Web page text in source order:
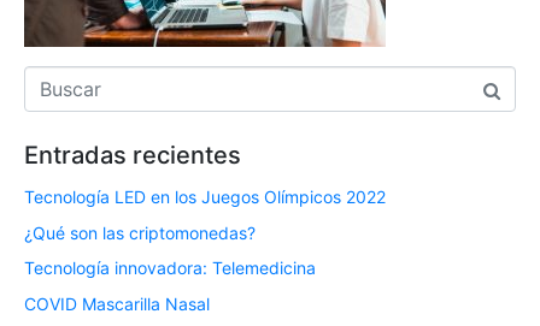
Entradas recientes
Tecnología LED en los Juegos Olímpicos 2022
¿Qué son las criptomonedas?
Tecnología innovadora: Telemedicina
COVID Mascarilla Nasal